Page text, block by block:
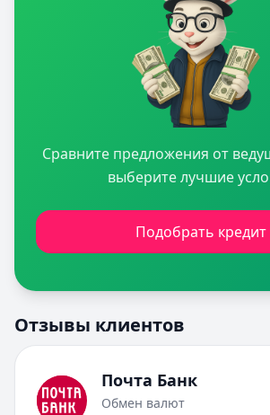
Сравните предложения от
выберите лучшие
Подобрать кредит
Отзывы клиентов
Почта Банк
Обмен валют